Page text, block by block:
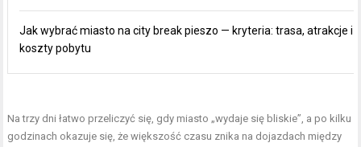
Jak wybrać miasto na city break pieszo — kryteria: trasa, atrakcje i
koszty pobytu
Na trzy dni łatwo przeliczyć się, gdy miasto „wydaje się bliskie”, a po kilku
godzinach okazuje się, że większość czasu znika na dojazdach między